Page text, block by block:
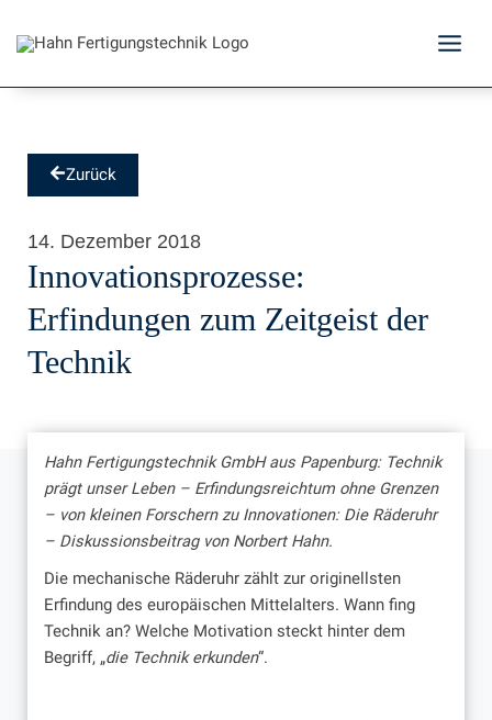
Inhalt
Zurück
14. Dezember 2018
Innovationsprozesse:
Erfindungen zum Zeitgeist der
Technik
Hahn Fertigungstechnik GmbH aus Papenburg: Technik
prägt unser Leben – Erfindungsreichtum ohne Grenzen
– von kleinen Forschern zu Innovationen: Die Räderuhr
– Diskussionsbeitrag von Norbert Hahn.
Die mechanische Räderuhr zählt zur originellsten
Erfindung des europäischen Mittelalters. Wann fing
Technik an? Welche Motivation steckt hinter dem
Begriff, „die Technik erkunden“.